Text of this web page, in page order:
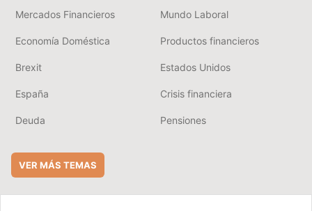
Mercados Financieros Mundo Laboral
Economía Doméstica Productos financieros
Brexit Estados Unidos
España Crisis financiera
Deuda Pensiones
VER MÁS TEMAS